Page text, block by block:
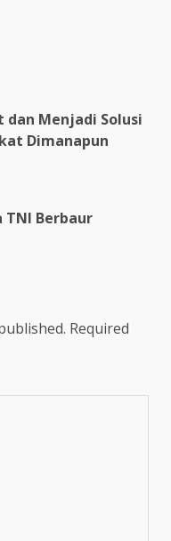
dan Menjadi Solusi
Dimanapun
TNI Berbaur
Required